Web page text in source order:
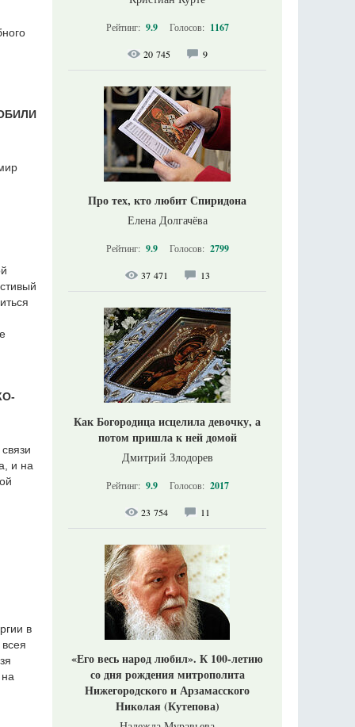
и на
в
Рейтинг: 9.9 Голосов: 1167
20 745 9
Про тех, кто любит Спиридона
Елена Долгачёва
Рейтинг: 9.9 Голосов: 2799
37 471 13
Как Богородица исцелила девочку, а
потом пришла к ней домой
Дмитрий Злодорев
Рейтинг: 9.9 Голосов: 2017
23 754 11
«Его весь народ любил». К 100-летию
со дня рождения митрополита
Нижегородского и Арзамасского
Николая (Кутепова)